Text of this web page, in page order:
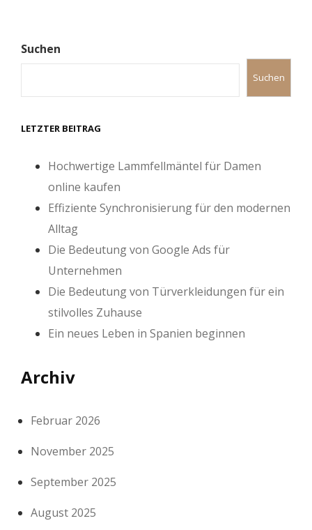
Suchen
Suchen
LETZTER BEITRAG
Hochwertige Lammfellmäntel für Damen
online kaufen
Effiziente Synchronisierung für den modernen
Alltag
Die Bedeutung von Google Ads für
Unternehmen
Die Bedeutung von Türverkleidungen für ein
stilvolles Zuhause
Ein neues Leben in Spanien beginnen
Archiv
Februar 2026
November 2025
September 2025
August 2025